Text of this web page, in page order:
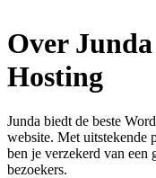
Over
Hosting
Junda biedt de beste
website. Met uitstekende
ben je verzekerd van
bezoekers.